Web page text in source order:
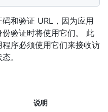
和验证 URL，因为应用
验证时将使用它们。 此
序必须使用它们来接收访
。
说明